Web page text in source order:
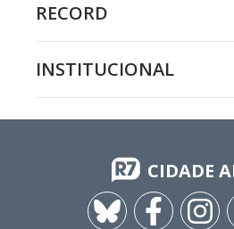
RECORD
INSTITUCIONAL
CIDADE